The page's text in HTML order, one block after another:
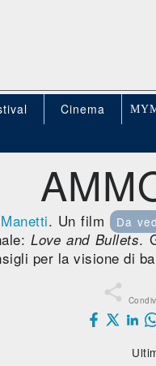
Cinema
. Un film Da
Love and Bullets.
per la visione di
